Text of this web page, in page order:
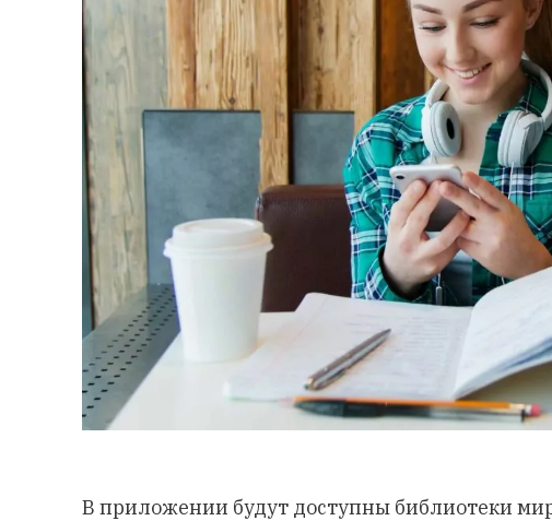
В приложении будут доступны библиотеки